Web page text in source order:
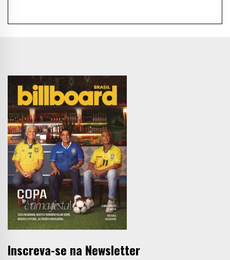
Inscreva-se na Newsletter